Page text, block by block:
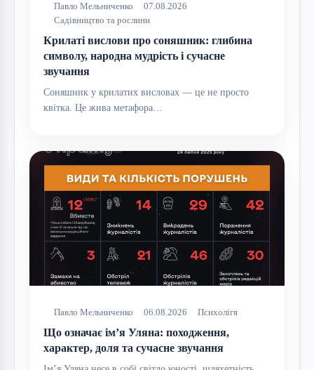
Павло Мельниченко
07.08.2026
Садівництво та рослини
Крилаті вислови про соняшник: глибина
символу, народна мудрість і сучасне
звучання
Соняшник у крилатих висловах — це не просто
квітка. Це жива метафора…
Павло Мельниченко 06.08.2026 Психолігя
Що означає ім’я Уляна: походження,
характер, доля та сучасне звучання